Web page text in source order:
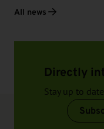
All news
Directly
Stay up to